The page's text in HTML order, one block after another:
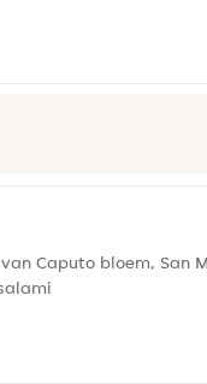
Caputo bloem, San